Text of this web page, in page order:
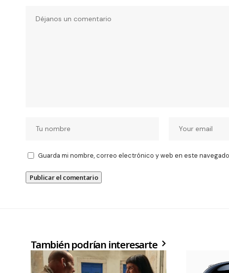
Guarda mi nombre, correo electrónico y web en este
También podrían interesarte